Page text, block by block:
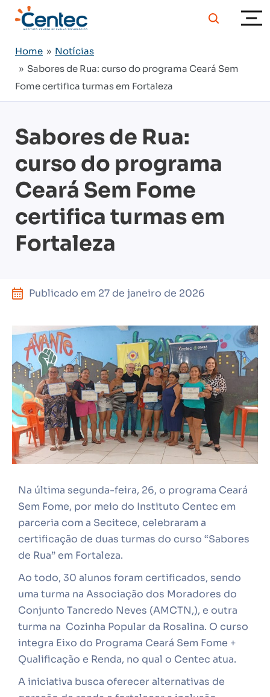
Home » Notícias
» Sabores de Rua: curso do programa Ceará Sem
Fome certifica turmas em Fortaleza
Sabores de Rua:
curso do programa
Ceará Sem Fome
certifica turmas em
Fortaleza
Publicado em 27 de janeiro de 2026
Na última segunda-feira, 26, o programa Ceará
Sem Fome, por meio do Instituto Centec em
parceria com a Secitece, celebraram a
certificação de duas turmas do curso “Sabores
de Rua” em Fortaleza.
Ao todo, 30 alunos foram certificados, sendo
uma turma na Associação dos Moradores do
Conjunto Tancredo Neves (AMCTN,), e outra
turma na Cozinha Popular da Rosalina. O curso
integra Eixo do Programa Ceará Sem Fome +
Qualificação e Renda, no qual o Centec atua.
A iniciativa busca oferecer alternativas de